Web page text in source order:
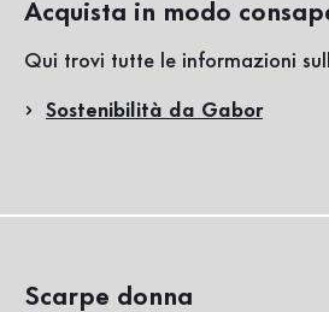
Acquista in modo
Qui trovi tutte le informazioni
Sostenibilità da Gabor
Scarpe donna